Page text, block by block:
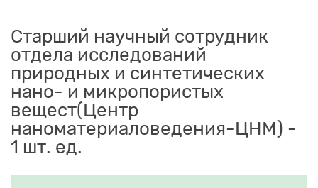
Старший научный сотрудник
отдела исследований
природных и синтетических
нано- и микропористых
вещест(Центр
наноматериаловедения-ЦНМ) -
1 шт. ед.